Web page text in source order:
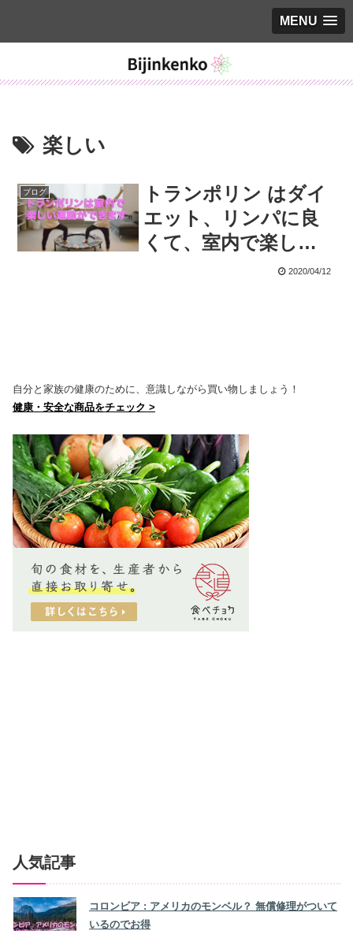
MENU
楽しい
ブログ
トランポリン はダイ
エット、リンパに良
くて、室内で楽しい
2020/04/12
自分と家族の健康のために、意識しながら買い物しましょう！
健康・安全な商品をチェック >
人気記事
コロンビア : アメリカのモンベル？ 無償修理がついて
いるのでお得